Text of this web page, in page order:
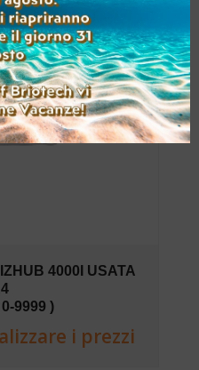
4000I USATA
9999 )
i prezzi